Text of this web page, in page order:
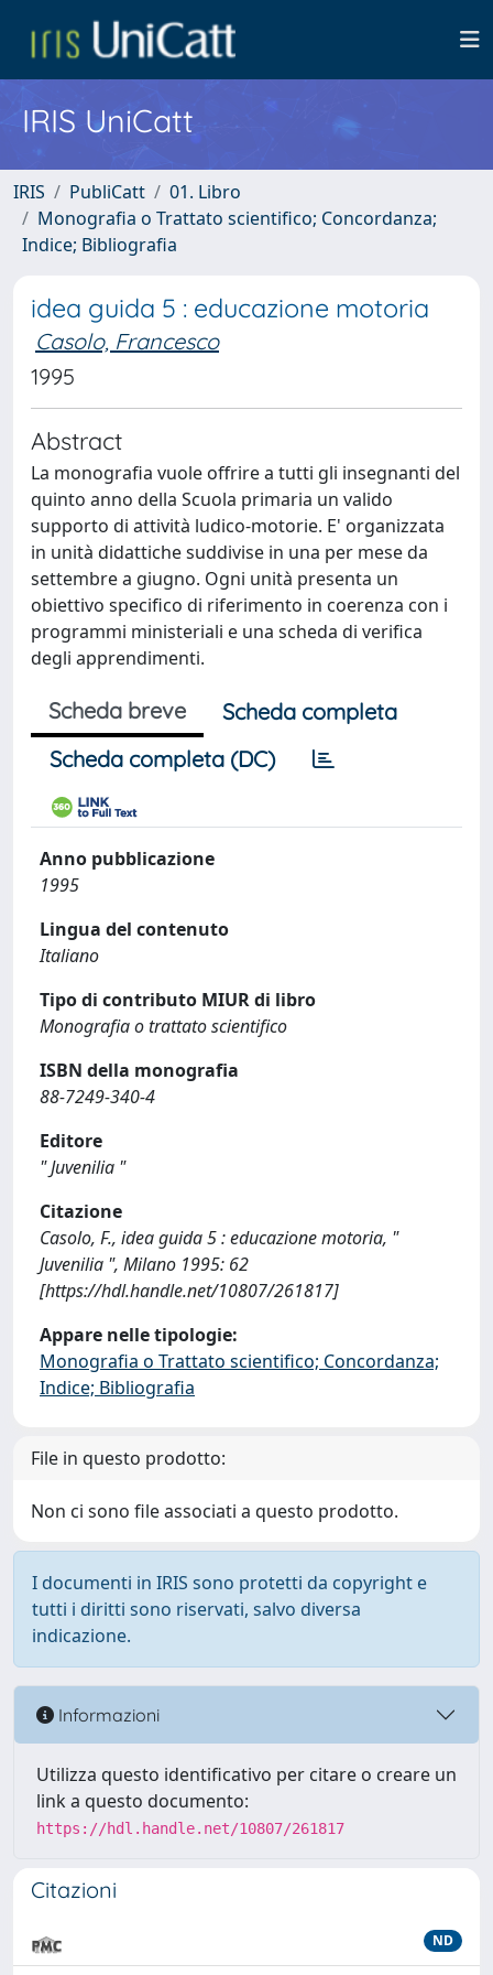
IRIS UniCatt
IRIS PubliCatt
01. Libro
Monografia o Trattato scientifico; Concordanza;
Indice; Bibliografia
idea guida 5 : educazione motoria
Casolo, Francesco
1995
Abstract
La monografia vuole offrire a tutti gli insegnanti del
quinto anno della Scuola primaria un valido
supporto di attività ludico-motorie. E' organizzata
in unità didattiche suddivise in una per mese da
settembre a giugno. Ogni unità presenta un
obiettivo specifico di riferimento in coerenza con i
programmi ministeriali e una scheda di verifica
degli apprendimenti.
Scheda breve
Scheda completa
Scheda completa (DC)
Anno pubblicazione
1995
Lingua del contenuto
Italiano
Tipo di contributo MIUR di libro
Monografia o trattato scientifico
ISBN della monografia
88-7249-340-4
Editore
" Juvenilia "
Citazione
Casolo, F., idea guida 5 : educazione motoria, "
Juvenilia ", Milano 1995: 62
[https://hdl.handle.net/10807/261817]
Appare nelle tipologie:
Monografia o Trattato scientifico; Concordanza;
Indice; Bibliografia
File in questo prodotto:
Non ci sono file associati a questo prodotto.
I documenti in IRIS sono protetti da copyright e
tutti i diritti sono riservati, salvo diversa
indicazione.
Informazioni
Utilizza questo identificativo per citare o creare un
link a questo documento:
https://hdl.handle.net/10807/261817
Citazioni
ND